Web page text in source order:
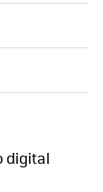
digital